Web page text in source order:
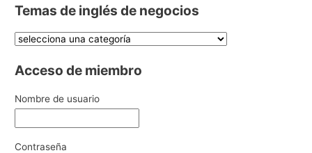
Temas de inglés de negocios
Acceso de miembro
Nombre de usuario
Contraseña